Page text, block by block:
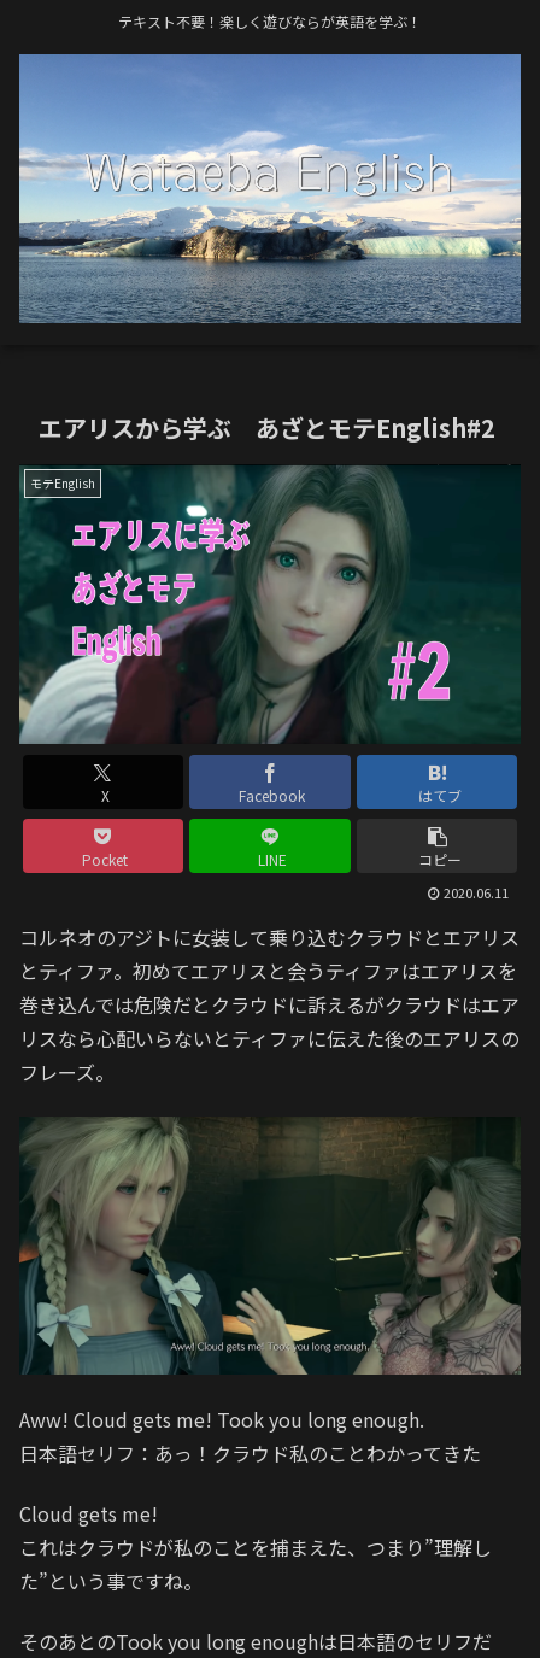
テキスト不要！楽しく遊びならが英語を学ぶ！
エアリスから学ぶ あざとモテEnglish#2
モテEnglish
X Facebook はてブ
Pocket LINE コピー
2020.06.11
コルネオのアジトに女装して乗り込むクラウドとエアリス
とティファ。初めてエアリスと会うティファはエアリスを
巻き込んでは危険だとクラウドに訴えるがクラウドはエア
リスなら心配いらないとティファに伝えた後のエアリスの
フレーズ。
Aww! Cloud gets me! Took you long enough.
日本語セリフ：あっ！クラウド私のことわかってきた
Cloud gets me!
これはクラウドが私のことを捕まえた、つまり”理解し
た”という事ですね。
そのあとのTook you long enoughは日本語のセリフだ